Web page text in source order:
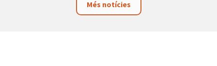
Més notícies